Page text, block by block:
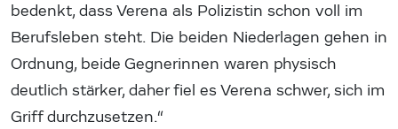
bedenkt, dass Verena als Polizistin schon voll im
Berufsleben steht. Die beiden Niederlagen gehen in
Ordnung, beide Gegnerinnen waren physisch
deutlich stärker, daher fiel es Verena schwer, sich im
Griff durchzusetzen.“